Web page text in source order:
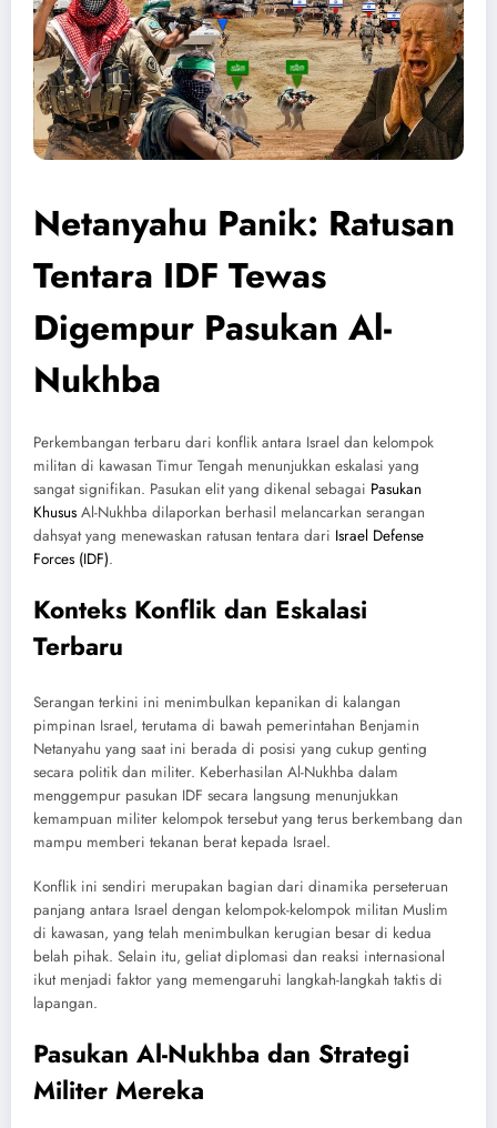
Netanyahu Panik: Ratusan
Tentara IDF Tewas
Digempur Pasukan Al-
Nukhba
Perkembangan terbaru dari konflik antara Israel dan kelompok
militan di kawasan Timur Tengah menunjukkan eskalasi yang
sangat signifikan. Pasukan elit yang dikenal sebagai Pasukan
Khusus Al-Nukhba dilaporkan berhasil melancarkan serangan
dahsyat yang menewaskan ratusan tentara dari Israel Defense
Forces (IDF).
Konteks Konflik dan Eskalasi
Terbaru
Serangan terkini ini menimbulkan kepanikan di kalangan
pimpinan Israel, terutama di bawah pemerintahan Benjamin
Netanyahu yang saat ini berada di posisi yang cukup genting
secara politik dan militer. Keberhasilan Al-Nukhba dalam
menggempur pasukan IDF secara langsung menunjukkan
kemampuan militer kelompok tersebut yang terus berkembang dan
mampu memberi tekanan berat kepada Israel.
Konflik ini sendiri merupakan bagian dari dinamika perseteruan
panjang antara Israel dengan kelompok-kelompok militan Muslim
di kawasan, yang telah menimbulkan kerugian besar di kedua
belah pihak. Selain itu, geliat diplomasi dan reaksi internasional
ikut menjadi faktor yang memengaruhi langkah-langkah taktis di
lapangan.
Pasukan Al-Nukhba dan Strategi
Militer Mereka